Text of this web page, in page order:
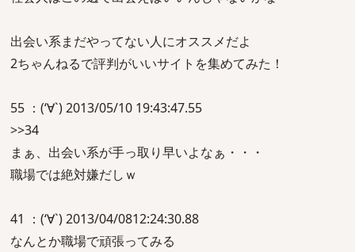
出会い系まだやってない人にオススメだよ
2ちゃんねるで評判がいいサイトを集めてみた！
55 ：(‘∀`) 2013/05/10 19:43:47.55
>>34
まぁ、出会い系が手っ取り早いよなぁ・・・
職場では絶対嫌だしｗ
41 ：(‘∀`) 2013/04/0812:24:30.88
なんとか職場で頑張ってみる